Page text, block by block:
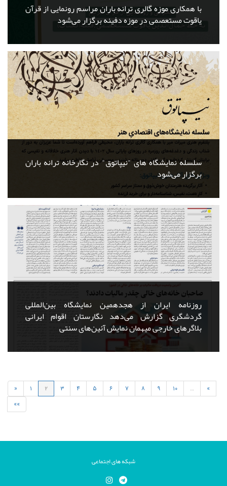
با همکاری موزه گالری ترانه باران مراسم رونمایی از قرآن
یاقوت مستعصمی در موزه دفینه برگزار می‌شود
سلسله نمایشگاه های "نیپاتوق" در نگارخانه ترانه باران
برگزار می‌شود
روزنامه ایران از هجدهمین نمایشگاه بین‌المللی
گردشگری گزارش می‌دهد نگارستان اقوام ایرانی
بلاگرهای خارجی میهمان نمایش آئین‌های سنتی
« ۱ ۲ ۳ ۴ ۵ ۶ ۷ ۸ ۹ ۱۰ …
»
»»
شبکه های اجتماعی